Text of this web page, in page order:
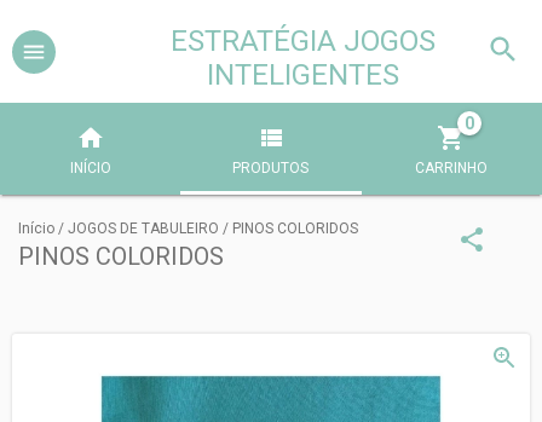
ESTRATÉGIA JOGOS
INTELIGENTES
INÍCIO PRODUTOS CARRINHO
0
Início / JOGOS DE TABULEIRO / PINOS COLORIDOS
PINOS COLORIDOS